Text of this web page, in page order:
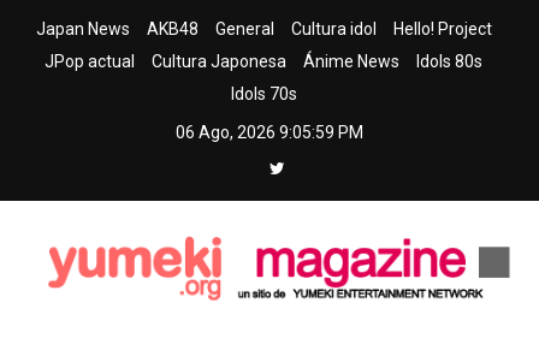
Japan News AKB48 General Cultura idol
Hello! Project
JPop actual
Cultura Japonesa Ánime News
Idols 80s
Idols 70s
06 Ago, 2026 9:06:00 PM